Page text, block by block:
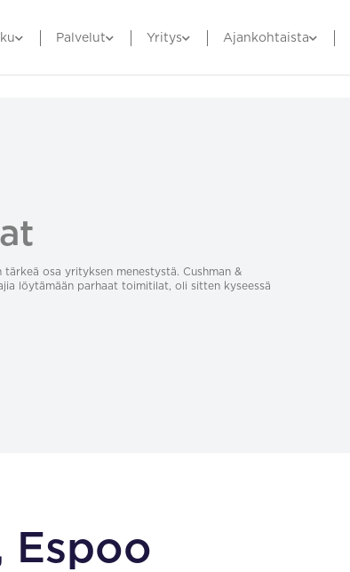
Palvelut Yritys Ajankohtaista
osa yrityksen menestystä. Cushman &
löytämään parhaat toimitilat, oli sitten kyseessä
Espoo